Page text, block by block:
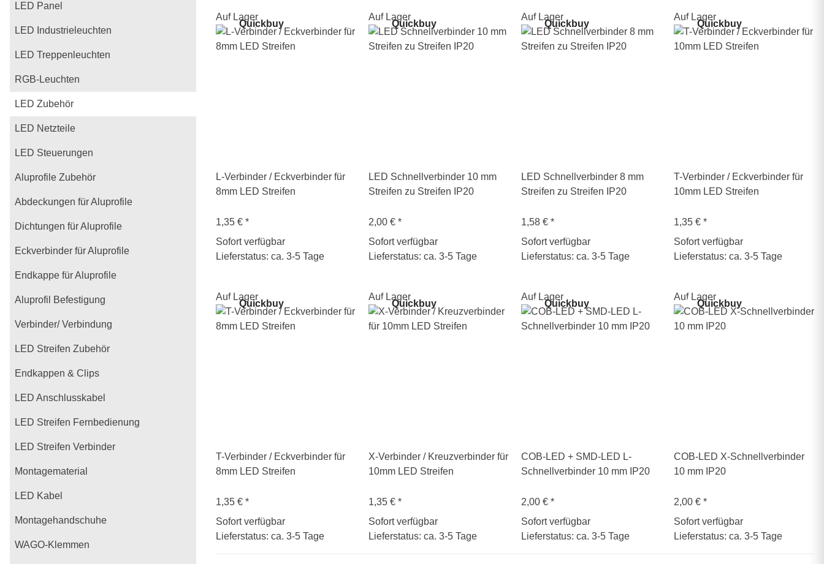
Quickbuy
Auf Lager
L-Verbinder / Eckverbinder für
8mm LED Streifen
1,35 € *
Sofort verfügbar
Lieferstatus: ca. 3-5 Tage
Quickbuy
Auf Lager
LED Schnellverbinder 10 mm
Streifen zu Streifen IP20
2,00 € *
Sofort verfügbar
Lieferstatus: ca. 3-5 Tage
Quickbuy
Auf Lager
LED Schnellverbinder 8 mm
Streifen zu Streifen IP20
1,58 € *
Sofort verfügbar
Lieferstatus: ca. 3-5 Tage
Quickbuy
Auf Lager
T-Verbinder / Eckverbinder für
10mm LED Streifen
1,35 € *
Sofort verfügbar
Lieferstatus: ca. 3-5 Tage
Quickbuy
Auf Lager
T-Verbinder / Eckverbinder für
8mm LED Streifen
1,35 € *
Sofort verfügbar
Lieferstatus: ca. 3-5 Tage
Quickbuy
Auf Lager
X-Verbinder / Kreuzverbinder für
10mm LED Streifen
1,35 € *
Sofort verfügbar
Lieferstatus: ca. 3-5 Tage
Quickbuy
Auf Lager
COB-LED + SMD-LED L-
Schnellverbinder 10 mm IP20
2,00 € *
Sofort verfügbar
Lieferstatus: ca. 3-5 Tage
Quickbuy
Auf Lager
COB-LED X-Schnellverbinder
10 mm IP20
2,00 € *
Sofort verfügbar
Lieferstatus: ca. 3-5 Tage
LED Panel
LED Industrieleuchten
LED Treppenleuchten
RGB-Leuchten
LED Zubehör
LED Netzteile
LED Steuerungen
Aluprofile Zubehör
Abdeckungen für Aluprofile
Dichtungen für Aluprofile
Eckverbinder für Aluprofile
Endkappe für Aluprofile
Aluprofil Befestigung
Verbinder/ Verbindung
LED Streifen Zubehör
Endkappen & Clips
LED Anschlusskabel
LED Streifen Fernbedienung
LED Streifen Verbinder
Montagematerial
LED Kabel
Montagehandschuhe
WAGO-Klemmen